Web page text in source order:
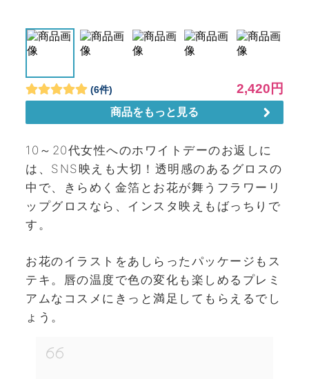
10～20代女性へのホワイトデーのお返しに
は、SNS映えも大切！透明感のあるグロスの
中で、きらめく金箔とお花が舞うフラワーリ
ップグロスなら、インスタ映えもばっちりで
す。
お花のイラストをあしらったパッケージもス
テキ。唇の温度で色の変化も楽しめるプレミ
アムなコスメにきっと満足してもらえるでし
ょう。